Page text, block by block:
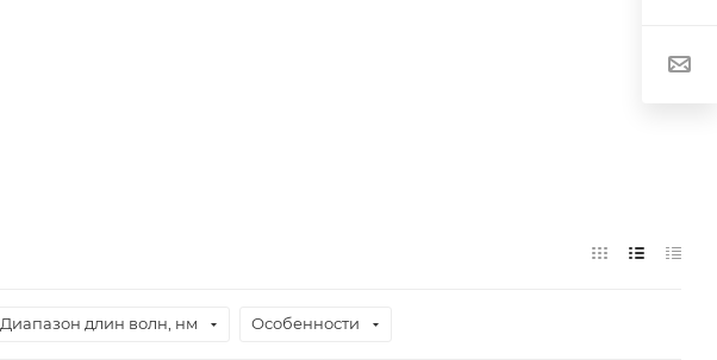
Диапазон длин волн, нм Особенности